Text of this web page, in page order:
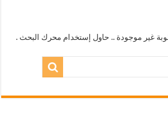
غير موجودة .. حاول إستخدام محرك البحث .